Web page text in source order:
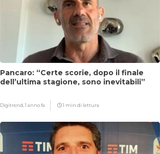
Pancaro: “Certe scorie, dopo il finale
dell’ultima stagione, sono inevitabili”
Digitrend,1 anno fa 1 min di lettura